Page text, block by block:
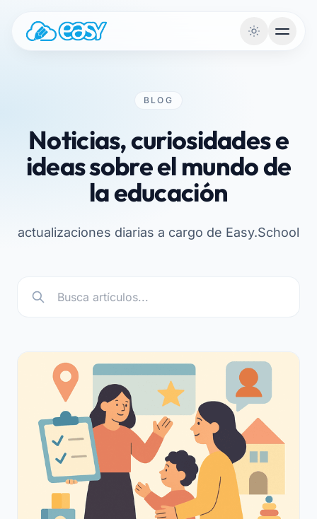
BLOG
Noticias, curiosidades e
ideas sobre el mundo de
la educación
actualizaciones diarias a cargo de Easy.School